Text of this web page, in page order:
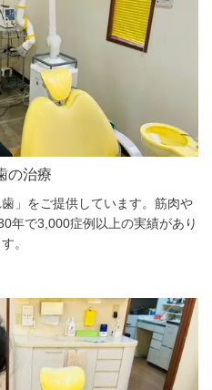
の治療
」をご提供しています。筋肉や
年で3,000症例以上の実績があり
。